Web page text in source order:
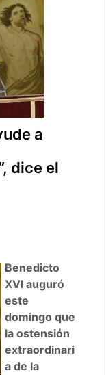
a
dice el
Benedicto
XVI auguró
este
domingo que
la ostensión
extraordinari
a de la